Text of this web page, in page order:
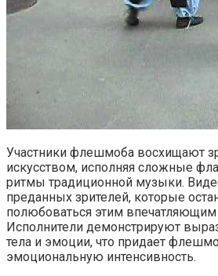
Участники флешмоба восхищают
искусством, исполняя сложные
ритмы традиционной музыки.
преданных зрителей, которые
полюбоваться этим
Исполнители демонстрируют
тела и эмоции, что придает
эмоциональную интенсивность.